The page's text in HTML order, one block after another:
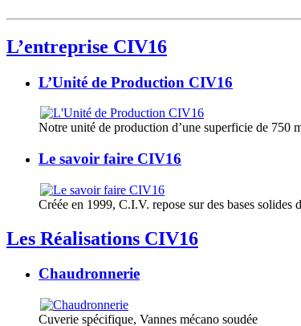
L’entreprise CIV16
L’Unité de Production CIV16
Notre unité de production d’une superficie de 750
Le savoir faire CIV16
Créée en 1999, C.I.V. repose sur des bases solides
Les Réalisations CIV16
Chaudronnerie
Cuverie spécifique, Vannes mécano soudée